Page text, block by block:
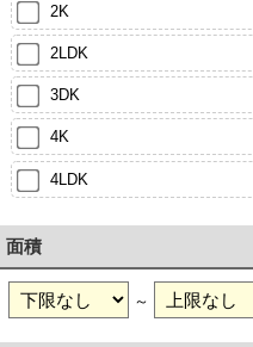
2K
2LDK
3DK
4K
4LDK
面積
～